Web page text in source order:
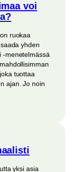
voi
ruokaa
yhden
-menetelmässä
tuottaa
ajan. Jo noin
yksi asia